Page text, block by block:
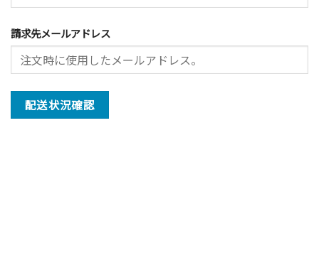
請求先メールアドレス
配送状況確認